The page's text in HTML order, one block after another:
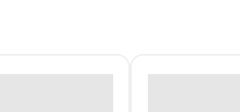
فراتر می‌رود و مفهوم تخاصم را در